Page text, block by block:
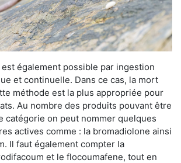
également possible par ingestion
et continuelle. Dans ce cas, la mort
méthode est la plus appropriée pour
Au nombre des produits pouvant être
catégorie on peut nommer quelques
actives comme : la bromadiolone ainsi
Il faut également compter la
et le flocoumafene, tout en